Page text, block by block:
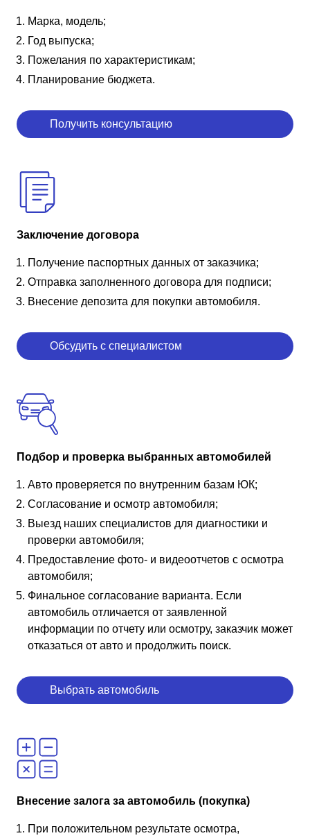
Марка, модель;
Год выпуска;
Пожелания по характеристикам;
Планирование бюджета.
Получить консультацию
Заключение договора
Получение паспортных данных от заказчика;
Отправка заполненного договора для подписи;
Внесение депозита для покупки автомобиля.
Обсудить с специалистом
Подбор и проверка выбранных автомобилей
Авто проверяется по внутренним базам ЮК;
Согласование и осмотр автомобиля;
Выезд наших специалистов для диагностики и
проверки автомобиля;
Предоставление фото- и видеоотчетов с осмотра
автомобиля;
Финальное согласование варианта. Если
автомобиль отличается от заявленной
информации по отчету или осмотру, заказчик может
отказаться от авто и продолжить поиск.
Выбрать автомобиль
Внесение залога за автомобиль (покупка)
При положительном результате осмотра,